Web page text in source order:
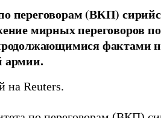
переговорам (ВКП)
мирных переговоров
фактами
армии.
на Reuters.